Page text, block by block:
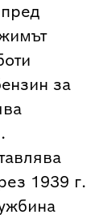
за
1939 г.